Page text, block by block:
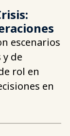
escenarios
de
rol en
en